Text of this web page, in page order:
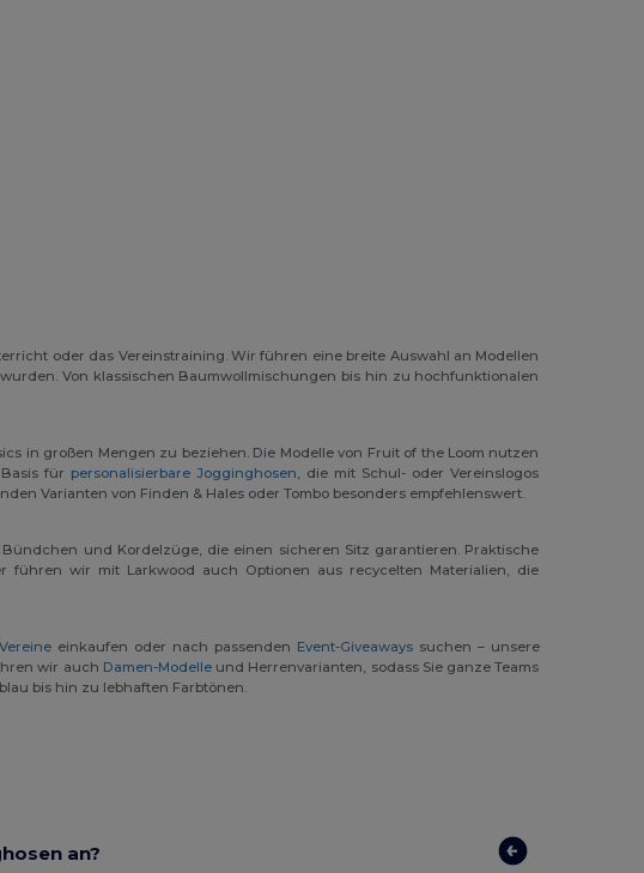
oder das Vereinstraining. Wir führen eine breite Auswahl an Modellen
Von klassischen Baumwollmischungen bis hin zu hochfunktionalen
in großen Mengen zu beziehen. Die Modelle von Fruit of the Loom nutzen
für personalisierbare Jogginghosen , die mit Schul- oder Vereinslogos
Varianten von Finden & Hales oder Tombo besonders empfehlenswert.
und Kordelzüge, die einen sicheren Sitz garantieren. Praktische
führen wir mit Larkwood auch Optionen aus recycelten Materialien, die
einkaufen oder nach passenden Event-Giveawayssuchen – unsere
wir auch Damen-Modelleund Herrenvarianten, sodass Sie ganze Teams
bis hin zu lebhaften Farbtönen.
an?